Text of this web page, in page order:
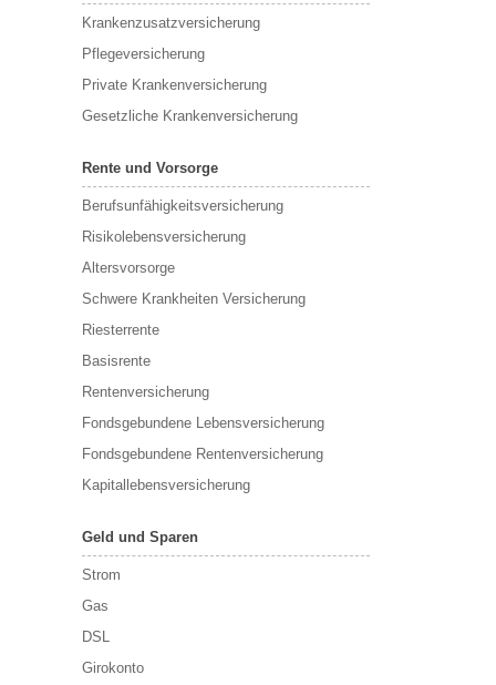
Krankenzusatzversicherung
Pflegeversicherung
Private Krankenversicherung
Gesetzliche Krankenversicherung
Rente und Vorsorge
Berufs­unfähigkeitsversicherung
Risikolebensversicherung
Altersvorsorge
Schwere Krankheiten Versicherung
Riesterrente
Basisrente
Rentenversicherung
Fondsgebundene Lebensversicherung
Fondsgebundene Rentenversicherung
Kapitallebensversicherung
Geld und Sparen
Strom
Gas
DSL
Girokonto